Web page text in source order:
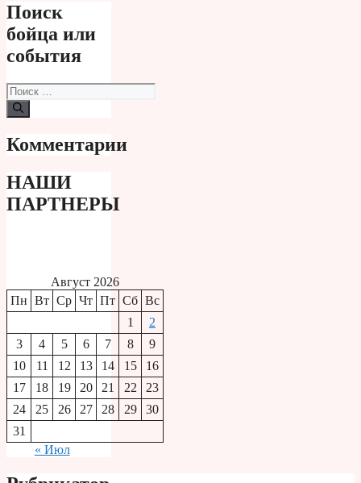
Поиск
бойца или
события
Поиск:
Комментарии
НАШИ
ПАРТНЕРЫ
Август 2026
Пн Вт Ср Чт Пт Сб Вс
1
2
3
4 5 6 7 8
9
10
11 12 13 14 15
16
17
18 19 20 21 22
23
24
25 26 27 28 29
30
31
« Июл